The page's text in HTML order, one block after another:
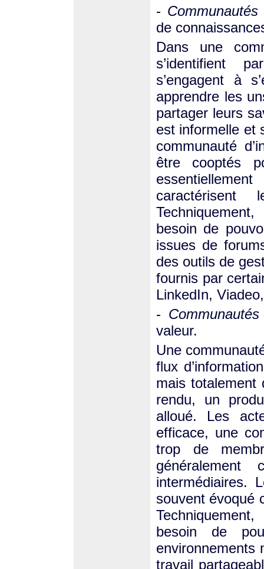
-
de
Dans une
s’identifient
s’engagent à
apprendre les
partager leurs
est informelle et
communauté
être cooptés
caractérisent
besoin de
issues de
des outils de
fournis par
LinkedIn,
-
valeur.
Une
flux
mais totalement
rendu, un
alloué. Les
efficace, une
trop de
intermédiaires.
souvent évoqué
besoin de
environnements
travail